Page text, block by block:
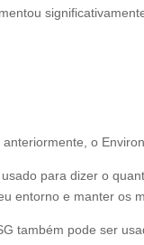
o
para dizer o
entorno e manter os
também pode ser